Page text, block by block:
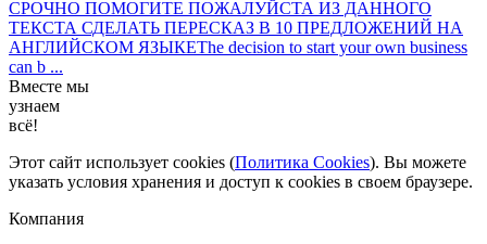
СРОЧНО ПОМОГИТЕ ПОЖАЛУЙСТА ИЗ ДАННОГО
ТЕКСТА СДЕЛАТЬ ПЕРЕСКАЗ В 10 ПРЕДЛОЖЕНИЙ НА
АНГЛИЙСКОМ ЯЗЫКЕThe decision to start your own business
can b ...
Вместе мы
узнаем
всё!
Этот сайт использует cookies (Политика Cookies). Вы можете
указать условия хранения и доступ к cookies в своем браузере.
Компания